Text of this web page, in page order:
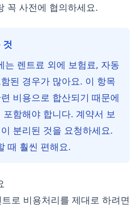
꼭 사전에 협의하세요.
는 렌트료 외에 보험료, 자동
된 경우가 많아요. 이 항목
비용으로 합산되기 때문에
함해야 합니다. 계약서 보
분리된 것을 요청하세요.
때 훨씬 편해요.
로 비용처리를 제대로 하려면